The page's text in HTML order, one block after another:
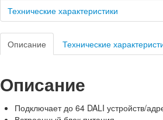
Технические характеристики
Описание Технические
Описание
Подключает до 64 DALI устройств/